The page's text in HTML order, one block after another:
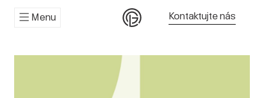
Menu Kontaktujte nás